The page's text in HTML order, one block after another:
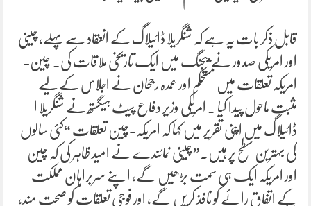
قابل ذکر بات یہ ہے کہ شنگریلا ڈائیلاگ کے انعقاد سے پہلے، چینی
اور امریکی صدور نے بیجنگ میں ایک تاریخی ملاقات کی۔ چین-
امریکہ تعلقات میں مستحکم اور عمدہ رجحان نے اجلاس کے لیے
مثبت ماحول پیدا کیا ۔ امریکی وزیر دفاع پیٹ ہیگستھ نے شنگریلا ا
ڈائیلاگ میں اپنی تقریر میں کہا کہ امریکہ-چین تعلقات “کئی سالوں
کی بہترین سطح پر ہیں۔” چینی نمائندے نے امید ظاہر کی کہ چین
اور امریکہ ایک ہی سمت بڑھیں گے، اپنے سربراہان مملکت
کے اتفاق رائے کو نافذ کریں گے، اور فوجی تعلقات کو صحت مند،